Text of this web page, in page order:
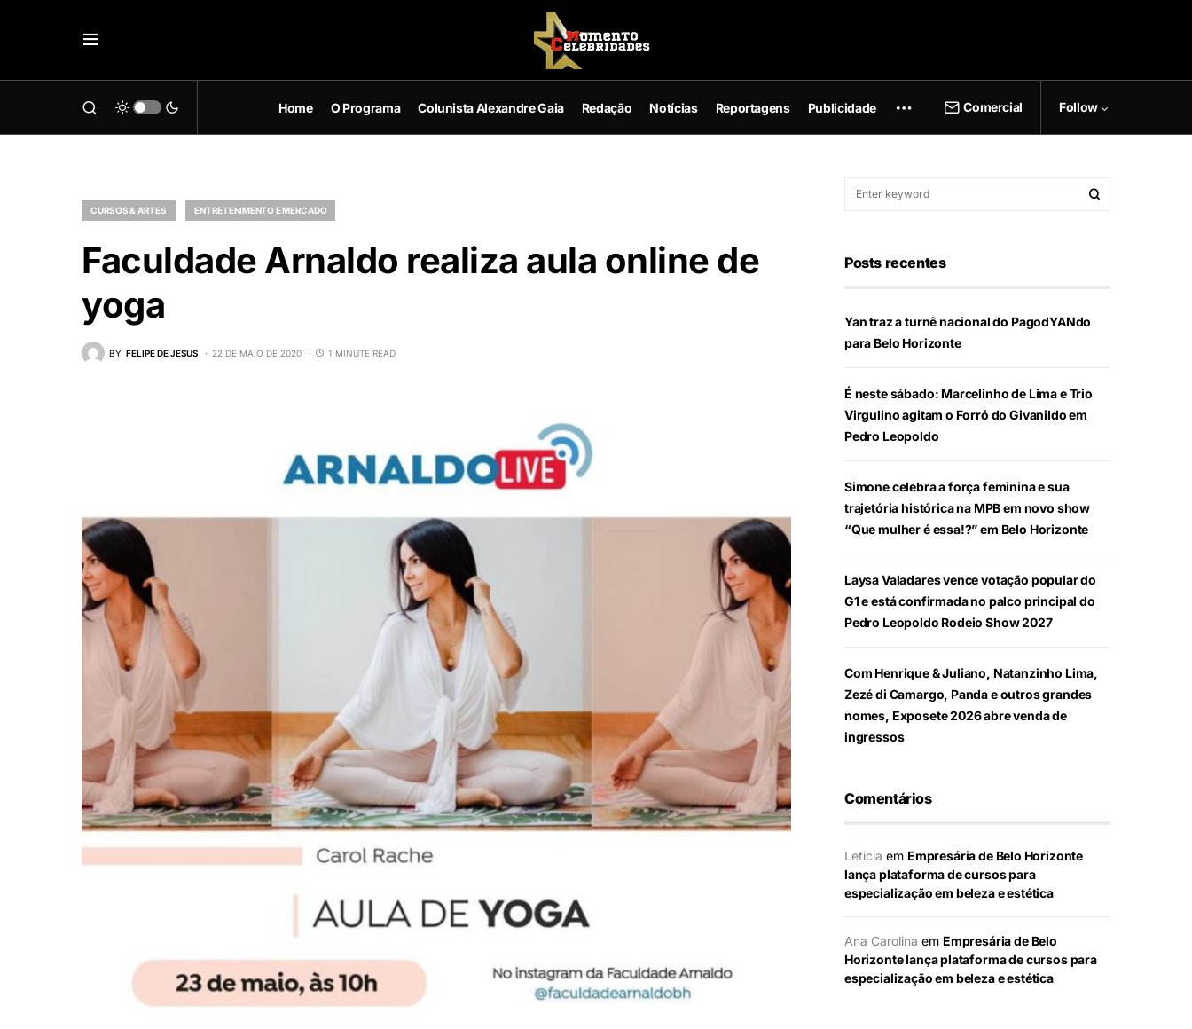
Home O Programa Colunista Alexandre Gaia Redação Notícias Reportagens Publicidade Comercial Follow
CURSOS & ARTES ENTRETENIMENTO E MERCADO
Faculdade Arnaldo realiza aula online de
yoga
BY FELIPE DE JESUS 22 DE MAIO DE 2020 1 MINUTE READ
Posts recentes
Yan traz a turnê nacional do PagodYANdo
para Belo Horizonte
É neste sábado: Marcelinho de Lima e Trio
Virgulino agitam o Forró do Givanildo em
Pedro Leopoldo
Simone celebra a força feminina e sua
trajetória histórica na MPB em novo show
“Que mulher é essa!?” em Belo Horizonte
Laysa Valadares vence votação popular do
G1 e está confirmada no palco principal do
Pedro Leopoldo Rodeio Show 2027
Com Henrique & Juliano, Natanzinho Lima,
Zezé di Camargo, Panda e outros grandes
nomes, Exposete 2026 abre venda de
ingressos
Comentários
Leticia em Empresária de Belo Horizonte
lança plataforma de cursos para
especialização em beleza e estética
Ana Carolina em Empresária de Belo
Horizonte lança plataforma de cursos para
especialização em beleza e estética